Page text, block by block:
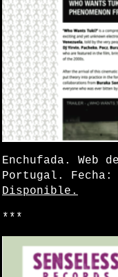
Enchufada.
Portugal. Fecha:
Disponible.
***